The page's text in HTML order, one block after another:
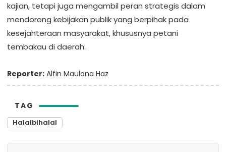
kajian, tetapi juga mengambil peran strategis dalam
mendorong kebijakan publik yang berpihak pada
kesejahteraan masyarakat, khususnya petani
tembakau di daerah.
Reporter: Alfin Maulana Haz
TAG
Halalbihalal